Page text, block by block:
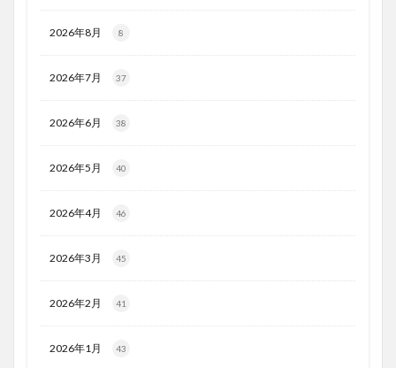
2026年8月 8
2026年7月 37
2026年6月 38
2026年5月 40
2026年4月 46
2026年3月 45
2026年2月 41
2026年1月 43